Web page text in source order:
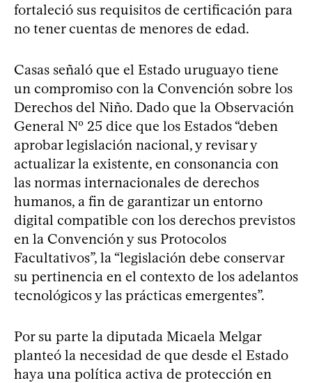
fortaleció sus requisitos de certificación para
no tener cuentas de menores de edad.
Casas señaló que el Estado uruguayo tiene
un compromiso con la Convención sobre los
Derechos del Niño. Dado que la Observación
General Nº 25 dice que los Estados “deben
aprobar legislación nacional, y revisar y
actualizar la existente, en consonancia con
las normas internacionales de derechos
humanos, a fin de garantizar un entorno
digital compatible con los derechos previstos
en la Convención y sus Protocolos
Facultativos”, la “legislación debe conservar
su pertinencia en el contexto de los adelantos
tecnológicos y las prácticas emergentes”.
Por su parte la diputada Micaela Melgar
planteó la necesidad de que desde el Estado
haya una política activa de protección en